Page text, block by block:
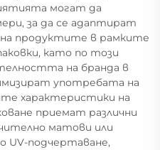
могат да
за да се адаптират
продуктите в рамките
като по този
на бранда в
употребата на
характеристики на
приемат различни
матови или
UV-подчертаване,